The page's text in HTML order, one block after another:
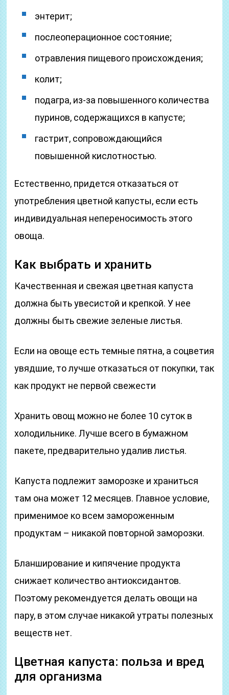
энтерит;
послеоперационное состояние;
отравления пищевого происхождения;
колит;
подагра, из-за повышенного количества
пуринов, содержащихся в капусте;
гастрит, сопровождающийся
повышенной кислотностью.
Естественно, придется отказаться от
употребления цветной капусты, если есть
индивидуальная непереносимость этого
овоща.
Как выбрать и хранить
Качественная и свежая цветная капуста
должна быть увесистой и крепкой. У нее
должны быть свежие зеленые листья.
Если на овоще есть темные пятна, а соцветия
увядшие, то лучше отказаться от покупки, так
как продукт не первой свежести
Хранить овощ можно не более 10 суток в
холодильнике. Лучше всего в бумажном
пакете, предварительно удалив листья.
Капуста подлежит заморозке и храниться
там она может 12 месяцев. Главное условие,
применимое ко всем замороженным
продуктам – никакой повторной заморозки.
Бланширование и кипячение продукта
снижает количество антиоксидантов.
Поэтому рекомендуется делать овощи на
пару, в этом случае никакой утраты полезных
веществ нет.
Цветная капуста: польза и вред
для организма